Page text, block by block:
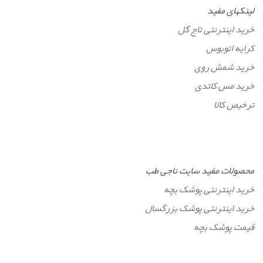
لینکهای مفید
خرید اینترنتی تاج گل
کرایه اتوبوس
خرید شمش روی
خرید مس کاتدی
ترخیص کالا
محصولات مفید سایت ناجی طب
خرید اینترنتی پوشک بچه
خرید اینترنتی پوشک بزرگسال
قیمت پوشک بچه